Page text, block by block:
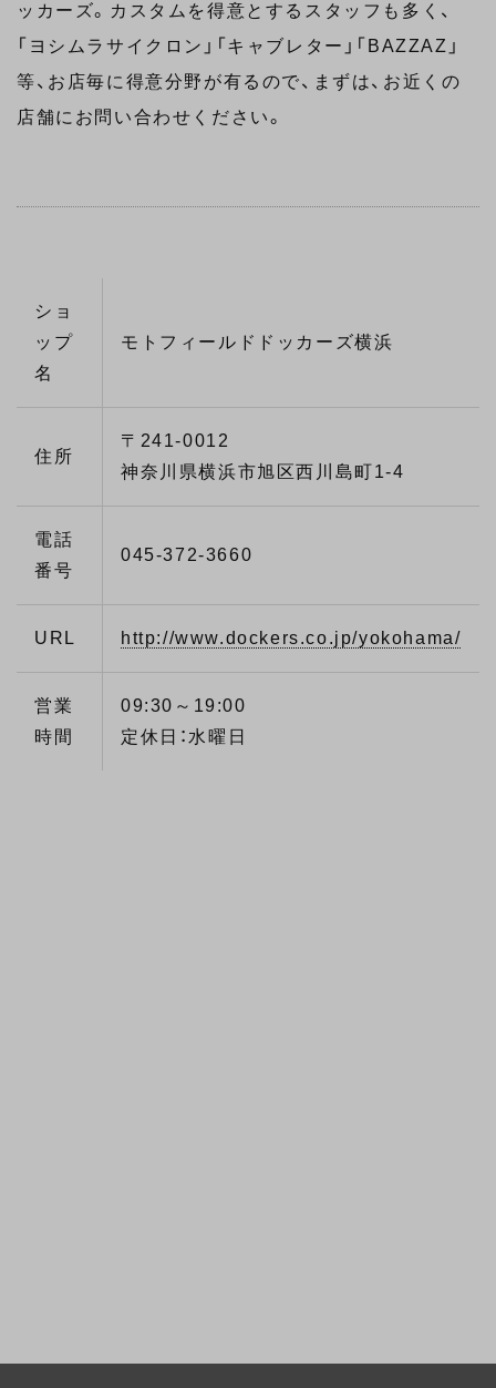
ッカーズ。カスタムを得意とするスタッフも多く、
「ヨシムラサイクロン」「キャブレター」「BAZZAZ」
等、お店毎に得意分野が有るので、まずは、お近くの
店舗にお問い合わせください。
ショ
ップ
名
モトフィールドドッカーズ横浜
住所
〒241-0012
神奈川県横浜市旭区西川島町1-4
電話
番号
045-372-3660
URL http://www.dockers.co.jp/yokohama/
営業
時間
09:30～19:00
定休日：水曜日